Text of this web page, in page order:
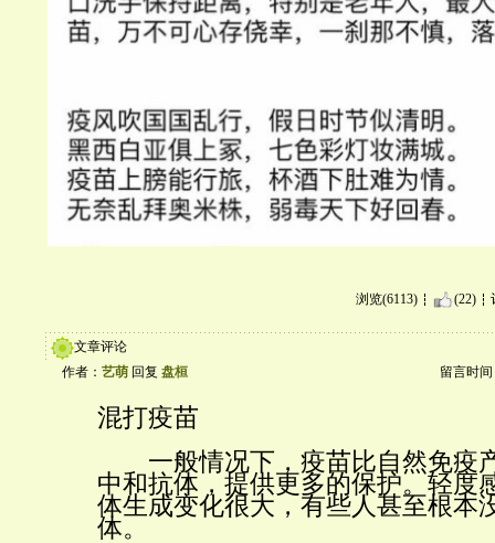
浏览(6113) (22)
文章评论
作者： 艺萌 回复 盘桓 留言时间
混打疫苗
一般情况下，疫苗比自然免疫
中和抗体，提供更多的保护。轻度
体生成变化很大，有些人甚至根本
体。